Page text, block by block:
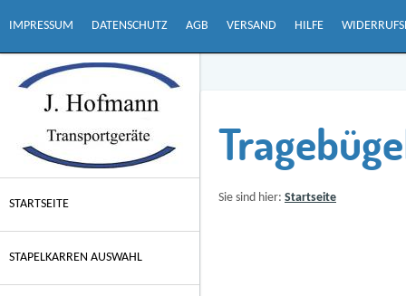
IMPRESSUM DATENSCHUTZ AGB VERSAND HILFE
STARTSEITE
STAPELKARREN AUSWAHL
Sie sind hier: Startseite